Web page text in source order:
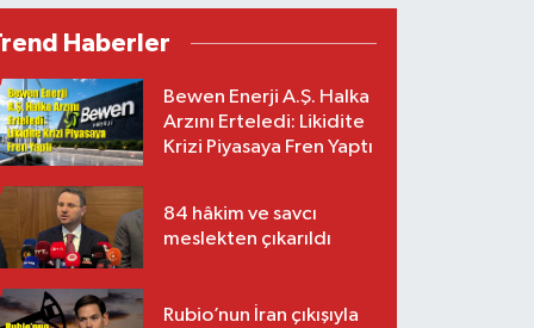
Haberler
Bewen Enerji A.Ş. Halka
Arzını Erteledi: Likidite
Krizi Piyasaya Fren Yaptı
84 hâkim ve savcı
meslekten çıkarıldı
Rubio’nun İran çıkışıyla